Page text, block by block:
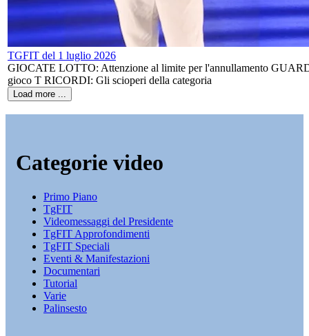
TGFIT del 1 luglio 2026
GIOCATE LOTTO: Attenzione al limite per l'annullamento
gioco T RICORDI: Gli scioperi della categoria
Load more ...
Categorie video
Primo Piano
TgFIT
Videomessaggi del Presidente
TgFIT Approfondimenti
TgFIT Speciali
Eventi & Manifestazioni
Documentari
Tutorial
Varie
Palinsesto